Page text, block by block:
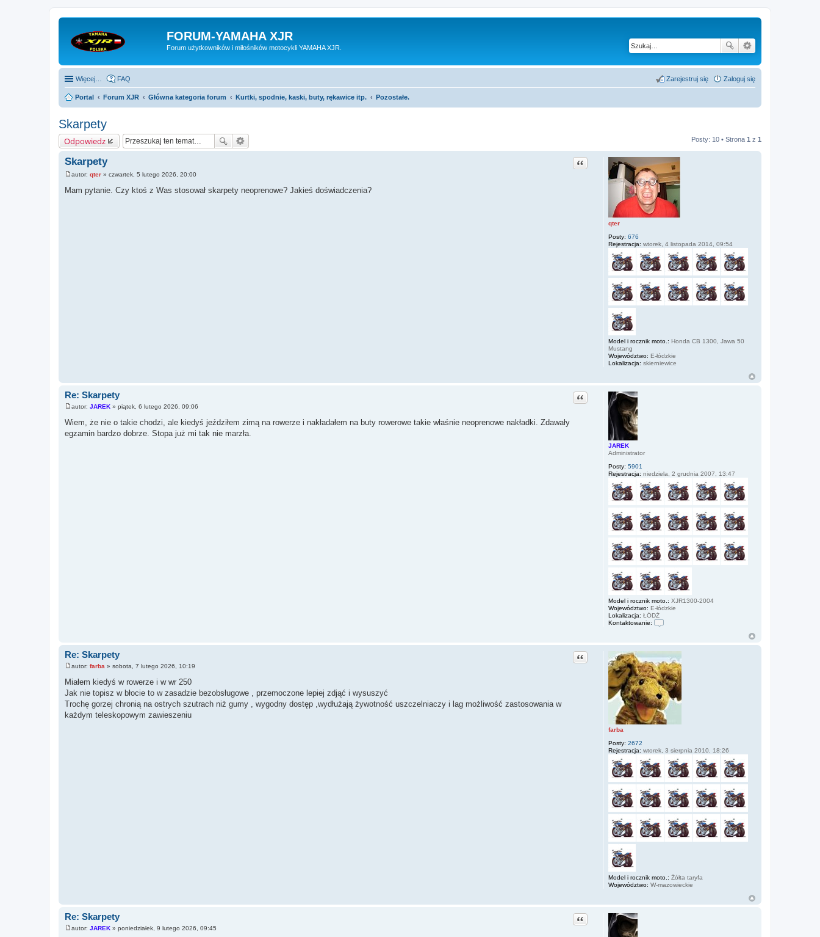
FORUM-YAMAHA XJR
Forum użytkowników i miłośników motocykli YAMAHA XJR.
Więcej… FAQ Zaloguj się
Zarejestruj się
Portal Forum XJR Główna kategoria forum Kurtki, spodnie, kaski, buty, rękawice itp. Pozostałe.
Skarpety
Odpowiedz Posty: 10 • Strona 1 z 1
qter
Posty: 676
Rejestracja: wtorek, 4 listopada 2014, 09:54
Model i rocznik moto.: Honda CB 1300, Jawa 50
Mustang
Województwo: E-łódzkie
Lokalizacja: skierniewice
Skarpety Cytuj
s
autor: qter » czwartek, 5 lutego 2026, 20:00
Mam pytanie. Czy ktoś z Was stosował skarpety neoprenowe? Jakieś doświadczenia?
JAREK
Administrator
Posty: 5901
Rejestracja: niedziela, 2 grudnia 2007, 13:47
Model i rocznik moto.: XJR1300-2004
Województwo: E-łódzkie
Lokalizacja: ŁÓDŹ
Kontaktowanie:
o
n
t
a
k
t
u
j
s
i
ę
z
R
E
Re: Skarpety Cytuj
o
s
t
autor: JAREK » piątek, 6 lutego 2026, 09:06
Wiem, że nie o takie chodzi, ale kiedyś jeździłem zimą na rowerze i nakładałem na buty rowerowe takie właśnie neoprenowe nakładki. Zdawały
egzamin bardzo dobrze. Stopa już mi tak nie marzła.
farba
Posty: 2672
Rejestracja: wtorek, 3 sierpnia 2010, 18:26
Model i rocznik moto.: Żółta taryfa
Województwo: W-mazowieckie
Re: Skarpety Cytuj
o
s
t
autor: farba » sobota, 7 lutego 2026, 10:19
Miałem kiedyś w rowerze i w wr 250
Jak nie topisz w błocie to w zasadzie bezobsługowe , przemoczone lepiej zdjąć i wysuszyć
Trochę gorzej chronią na ostrych szutrach niż gumy , wygodny dostęp ,wydłużają żywotność uszczelniaczy i lag możliwość zastosowania w
każdym teleskopowym zawieszeniu
Re: Skarpety Cytuj
autor: JAREK » poniedziałek, 9 lutego 2026, 09:45